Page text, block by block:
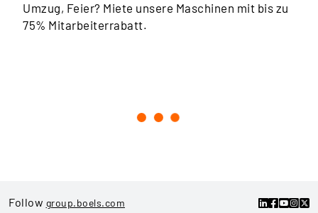
Umzug, Feier? Miete unsere Maschinen mit bis zu
75% Mitarbeiterrabatt.
Follow group.boels.com